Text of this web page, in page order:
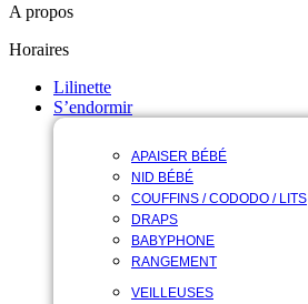
A propos
Horaires
Lilinette
S’endormir
APAISER BÉBÉ
NID BÉBÉ
COUFFINS / CODODO / LITS
DRAPS
BABYPHONE
RANGEMENT
VEILLEUSES